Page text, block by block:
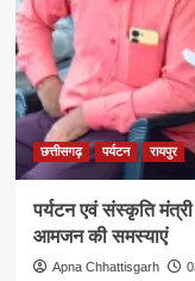
शिक्षा
मंत्री
गजेंद्र
यादव
ने
की
छत्तीसगढ़ पर्यटन रायपुर
पर्यटन एवं संस्कृति
आमजन की समस्याएं
Apna Chhattisgarh